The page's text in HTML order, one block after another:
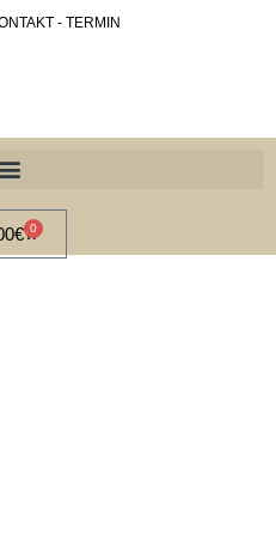
- TERMIN
€ 0